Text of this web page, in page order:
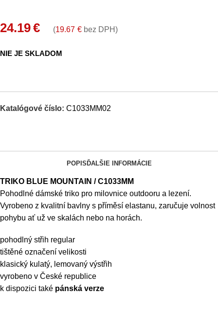
24.19€ (19.67 € bez DPH)
NIE JE SKLADOM
Katalógové číslo: C1033MM02
POPIS ĎALŠIE INFORMÁCIE
TRIKO BLUE MOUNTAIN / C1033MM
Pohodlné dámské triko pro milovnice outdooru a lezení.
Vyrobeno z kvalitní bavlny s příměsí elastanu, zaručuje volnost
pohybu ať už ve skalách nebo na horách.
pohodlný střih regular
tištěné označení velikosti
klasický kulatý, lemovaný výstřih
vyrobeno v České republice
k dispozici také pánská verze